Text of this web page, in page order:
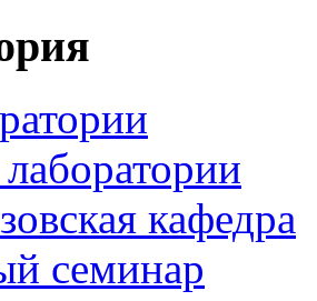
кафедра
семинар